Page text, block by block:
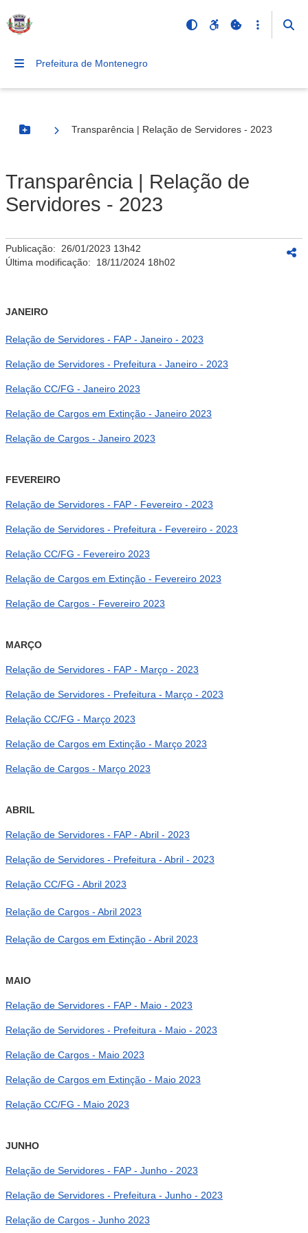
Prefeitura de Montenegro
Botão Menu
Transparência | Relação de Servidores - 2023
Transparência | Relação de
Servidores - 2023
Publicação: 26/01/2023 13h42
Última modificação: 18/11/2024 18h02
JANEIRO
Relação de Servidores - FAP - Janeiro - 2023
Relação de Servidores - Prefeitura - Janeiro - 2023
Relação CC/FG - Janeiro 2023
Relação de Cargos em Extinção - Janeiro 2023
Relação de Cargos - Janeiro 2023
FEVEREIRO
Relação de Servidores - FAP - Fevereiro - 2023
Relação de Servidores - Prefeitura - Fevereiro - 2023
Relação CC/FG - Fevereiro 2023
Relação de Cargos em Extinção - Fevereiro 2023
Relação de Cargos - Fevereiro 2023
MARÇO
Relação de Servidores - FAP - Março - 2023
Relação de Servidores - Prefeitura - Março - 2023
Relação CC/FG - Março 2023
Relação de Cargos em Extinção - Março 2023
Relação de Cargos - Março 2023
ABRIL
Relação de Servidores - FAP - Abril - 2023
Relação de Servidores - Prefeitura - Abril - 2023
Relação CC/FG - Abril 2023
Relação de Cargos - Abril 2023
Relação de Cargos em Extinção - Abril 2023
MAIO
Relação de Servidores - FAP - Maio - 2023
Relação de Servidores - Prefeitura - Maio - 2023
Relação de Cargos - Maio 2023
Relação de Cargos em Extinção - Maio 2023
Relação CC/FG - Maio 2023
JUNHO
Relação de Servidores - FAP - Junho - 2023
Relação de Servidores - Prefeitura - Junho - 2023
Relação de Cargos - Junho 2023